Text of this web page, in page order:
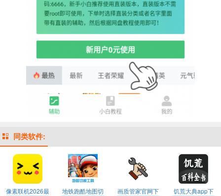
同类软件:
像素联机2026最
地铁跑酷地图切
画质管家官网下
饥荒大典app下